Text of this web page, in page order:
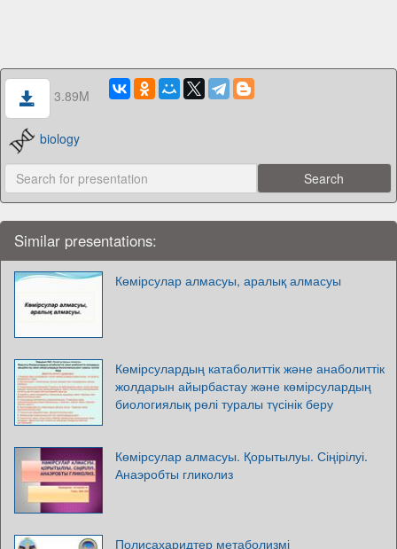
3.89M
biology
Similar presentations:
Көмірсулар алмасуы, аралық алмасуы
Көмірсулардың катаболиттік және анаболиттік
жолдарын айырбастау және көмірсулардың
биологиялық рөлі туралы түсінік беру
Көмірсулар алмасуы. Қорытылуы. Сіңірілуі.
Анаэробты гликолиз
Полисахаридтер метаболизмі